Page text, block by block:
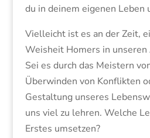
du in deinem eigenen Leben
Vielleicht ist es an der Zeit,
Weisheit Homers in
Sei es durch das Meistern
Überwinden von Konflikten
Gestaltung unseres
uns viel zu lehren. Welche
Erstes umsetzen?